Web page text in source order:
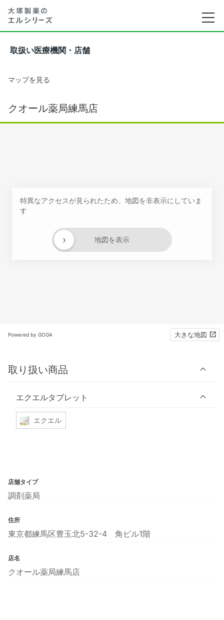
取扱い医療機関・店舗
マップを見る
クオール薬局練馬店
特異なアクセスが見られたため、地図を非表示にしていま
す
地図を表示
›
Powered by GOGA 大きな地図
取り扱い商品
エクエルタブレット
エクエル
店舗タイプ
調剤薬局
住所
東京都練馬区豊玉北5-32-4 角ビル1階
店名
クオール薬局練馬店